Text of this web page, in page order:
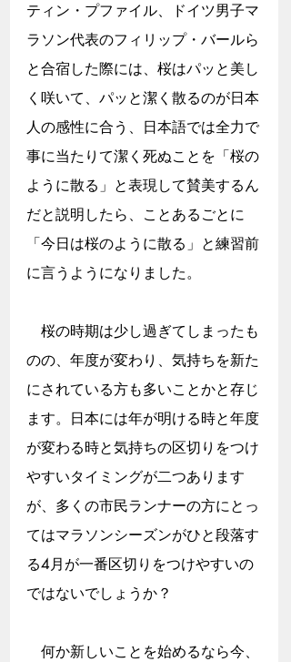
ティン・プファイル、ドイツ男子マ
ラソン代表のフィリップ・バールら
と合宿した際には、桜はパッと美し
く咲いて、パッと潔く散るのが日本
人の感性に合う、日本語では全力で
事に当たりて潔く死ぬことを「桜の
ように散る」と表現して賛美するん
だと説明したら、ことあるごとに
「今日は桜のように散る」と練習前
に言うようになりました。
桜の時期は少し過ぎてしまったも
のの、年度が変わり、気持ちを新た
にされている方も多いことかと存じ
ます。日本には年が明ける時と年度
が変わる時と気持ちの区切りをつけ
やすいタイミングが二つあります
が、多くの市民ランナーの方にとっ
てはマラソンシーズンがひと段落す
る4月が一番区切りをつけやすいの
ではないでしょうか？
何か新しいことを始めるなら今、